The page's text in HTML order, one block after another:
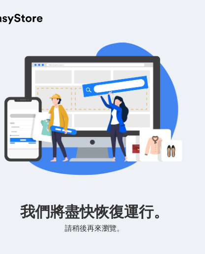
我們將盡快恢復運行。
請稍後再來瀏覽。